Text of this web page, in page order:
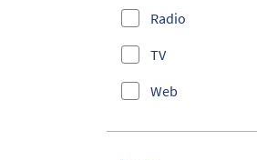
Radio
TV
Web